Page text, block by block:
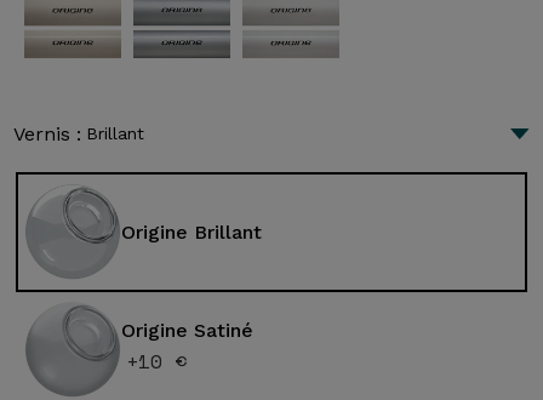
Vernis : Brillant
Origine Brillant
Origine Satiné
+10 €